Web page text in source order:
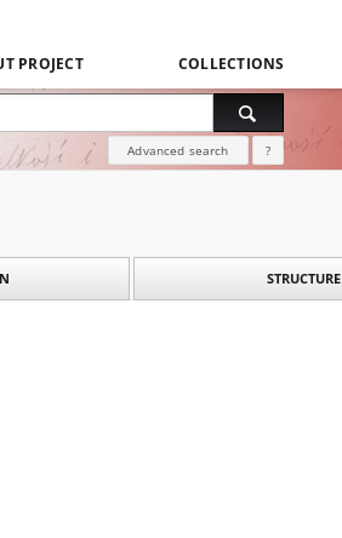
PROJECT COLLECTIONS
Advanced search ?
STRUCTURE